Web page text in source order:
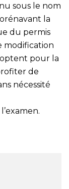
sous le nom
la
du permis
modification
optent pour la
de
nécessité